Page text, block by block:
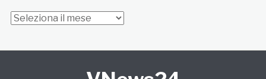
Archivi